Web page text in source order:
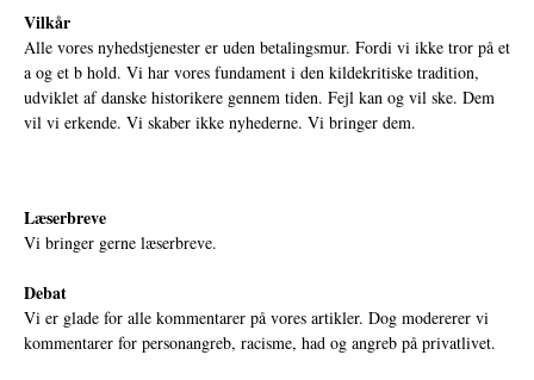
Vilkår
Alle vores nyhedstjenester er uden betalingsmur. Fordi vi ikke tror på et
a og et b hold. Vi har vores fundament i den kildekritiske tradition,
udviklet af danske historikere gennem tiden. Fejl kan og vil ske. Dem
vil vi erkende. Vi skaber ikke nyhederne. Vi bringer dem.
Læserbreve
Vi bringer gerne læserbreve.
Debat
Vi er glade for alle kommentarer på vores artikler. Dog modererer vi
kommentarer for personangreb, racisme, had og angreb på privatlivet.